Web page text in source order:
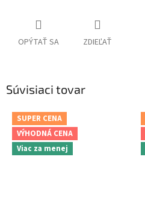
OPÝTAŤ SA ZDIEĽAŤ
Súvisiaci tovar
SUPER CENA
VÝHODNÁ CENA
Viac za menej